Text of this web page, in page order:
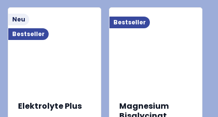
Neu
Bestseller
Elektrolyte Plus
Bestseller
Magnesium